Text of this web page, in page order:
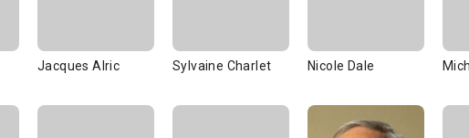
Jacques Alric Sylvaine Charlet Nicole Dale